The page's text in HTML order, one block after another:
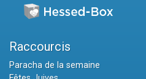
Raccourcis
Paracha de la semaine